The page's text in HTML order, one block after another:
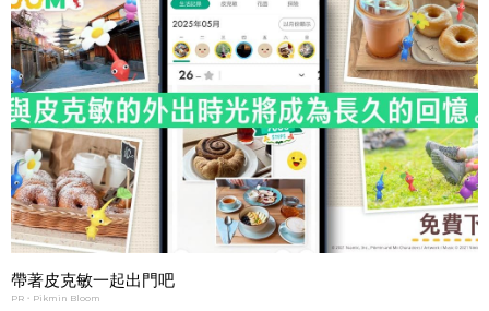
帶著皮克敏一起出門吧
PR・Pikmin Bloom